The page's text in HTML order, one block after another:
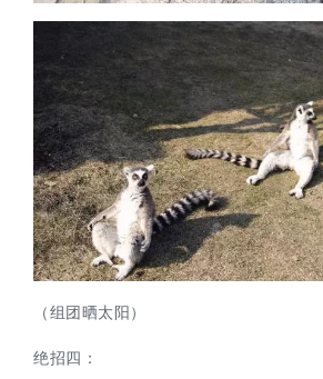
（组团晒太阳）
绝招四：